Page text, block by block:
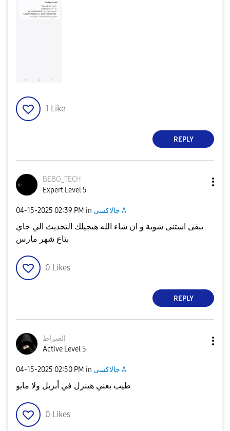
1 Like
REPLY
BEBO_TECH
Expert Level 5
‎04-15-2025 02:39 PM in جالاكسى A
يبقى استنى شوية و ان شاء الله هيجيلك التحديث الي جاي
بتاع شهر مارس
0 Likes
REPLY
الصراط
Active Level 5
‎04-15-2025 02:50 PM in جالاكسى A
طيب يعني هينزل في أبريل ولا مايو
0 Likes